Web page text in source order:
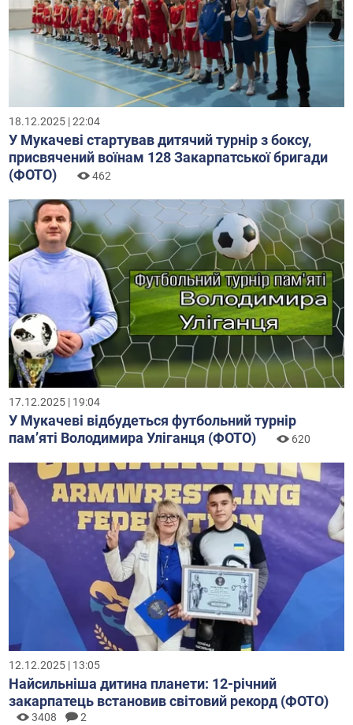
18.12.2025 | 22:04
У Мукачеві стартував дитячий турнір з боксу,
присвячений воїнам 128 Закарпатської бригади
(ФОТО)
462
17.12.2025 | 19:04
У Мукачеві відбудеться футбольний турнір
пам’яті Володимира Уліганця (ФОТО)
620
12.12.2025 | 13:05
Найсильніша дитина планети: 12-річний
закарпатець встановив світовий рекорд (ФОТО)
3408 2